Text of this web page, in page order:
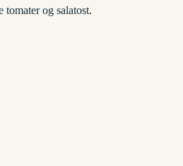
tomater og salatost.